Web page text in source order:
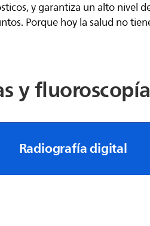
y garantiza un alto nivel
Porque hoy la salud no
y fluoroscopía
Radiografía digital